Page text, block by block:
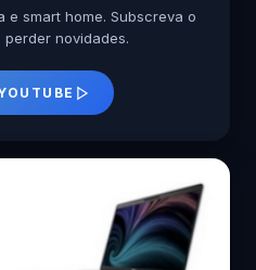
e smart home. Subscreva o
novidades.